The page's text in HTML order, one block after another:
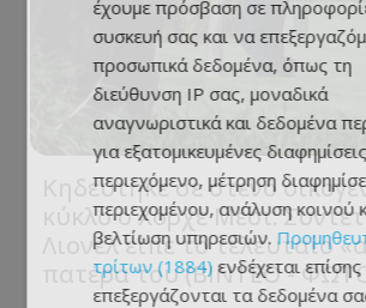
Κηδεύτηκε σε στενό
κύκλο ο Χόρχε Μέσι:
Λιονέλ είπε το τελευταίο
πατέρα του (ΒΙΝΤΕΟ -
έχουμε πρόσβαση σε
συσκευή σας και να
προσωπικά δεδομένα, όπως τη
διεύθυνση IP σας, μοναδικά
αναγνωριστικά και δεδομένα
για εξατομικευμένες
περιεχόμενο, μέτρηση
περιεχομένου, ανάλυση κοινού
βελτίωση υπηρεσιών.
τρίτων (1884) ενδέχεται
επεξεργάζονται τα δεδομένα